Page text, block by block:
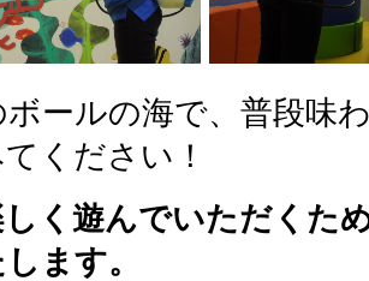
ールの海で、普段味
ください！
く遊んでいただくた
ます。